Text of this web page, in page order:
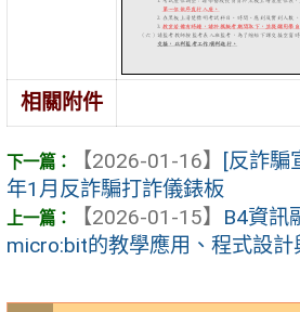
相關附件
【2026-01-16】 [反詐騙
年1月反詐騙打詐儀錶板
【2026-01-15】 B4資訊
micro:bit的教學應用、程式設計